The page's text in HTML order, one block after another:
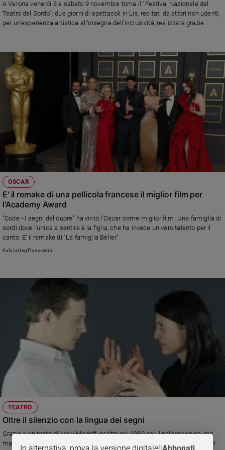
Ambiente
e
Creato
Diritti
Aziende
di
valore
Caso
settimana
Migranti
Diversità
Costume
Cultura
spettacoli
Sanremo
2026
Famiglia
ed
educazione
figli
Nonni
Coppia
Scuola
A Verona venerdì 8 e sabato 9 novembre torna il "Festival Nazionale del
Teatro del Sordo": due giorni di spettacoli in Lis, recitati da attori non udenti,
per un'esperienza artistica all'insegna dell'inclusività, realizzata grazie
OSCAR
E' il remake di una pellicola francese il miglior film per
l'Academy Award
"Code - I segni del cuore" ha vinto l'Oscar come miglior film. Una famiglia di
sordi dove l'unica a sentire è la figlia, che ha invece un vero talento per il
canto. E' il remake di "La famiglia Bèlier"
Fulvia Degl'Innocenti
TEATRO
Oltre il silenzio con la lingua dei segni
Grazie a un testo di Mark Medoff, scritto nel 1980 per il palcoscenico, ma
mai rappresentato prima in Italia, molti sordi sono entrati come spettatori
In alternativa, prova la versione digitale!|Abbonati